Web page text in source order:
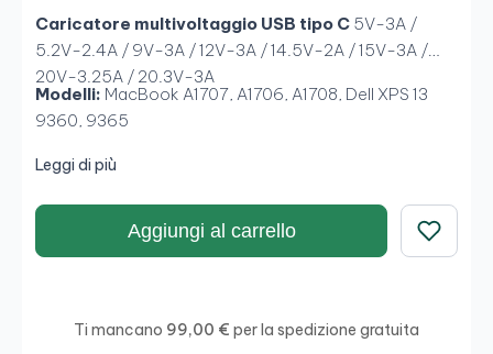
Caricatore multivoltaggio USB tipo C 5V-3A /
5.2V-2.4A / 9V-3A / 12V-3A / 14.5V-2A / 15V-3A /
20V-3.25A / 20.3V-3A
Modelli: MacBook A1707, A1706, A1708, Dell XPS 13
9360, 9365
Leggi di più
Aggiungi al carrello
Ti mancano 99,00 € per la spedizione gratuita